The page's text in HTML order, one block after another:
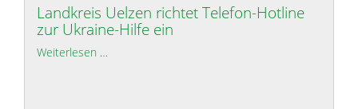
Landkreis Uelzen richtet Telefon-Hotline
zur Ukraine-Hilfe ein
Weiterlesen …